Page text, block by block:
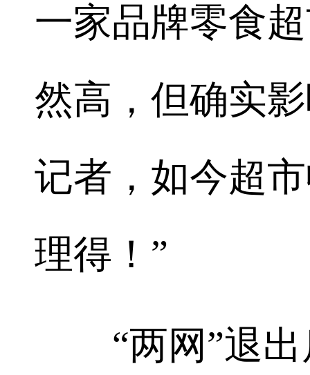
一家品牌零食
然高，但确实
记者，如今超
理得！”
“两网”退出